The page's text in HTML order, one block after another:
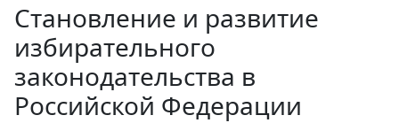
Становление и развитие
избирательного
законодательства в
Российской Федерации